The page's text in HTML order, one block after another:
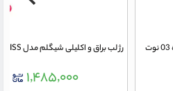
۱,۴۸۵,۰۰۰